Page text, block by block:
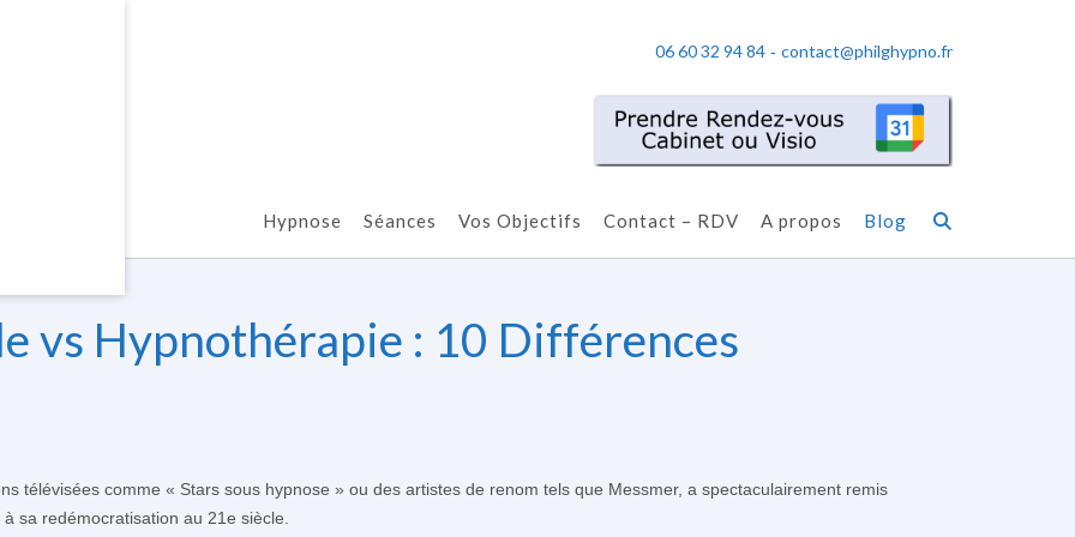
06 60 32 94 84 - contact@philghypno.fr
Hypnose Séances Vos Objectifs Contact – RDV A propos Blog
vs Hypnothérapie : 10 Différences
télévisées comme « Stars sous hypnose » ou des artistes de renom tels que Messmer, a spectaculairement remis
sa redémocratisation au 21e siècle.